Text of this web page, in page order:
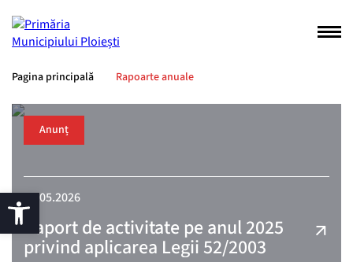
Pagina principală Rapoarte anuale
Anunț
12.05.2026
Raport de activitate pe anul 2025
privind aplicarea Legii 52/2003